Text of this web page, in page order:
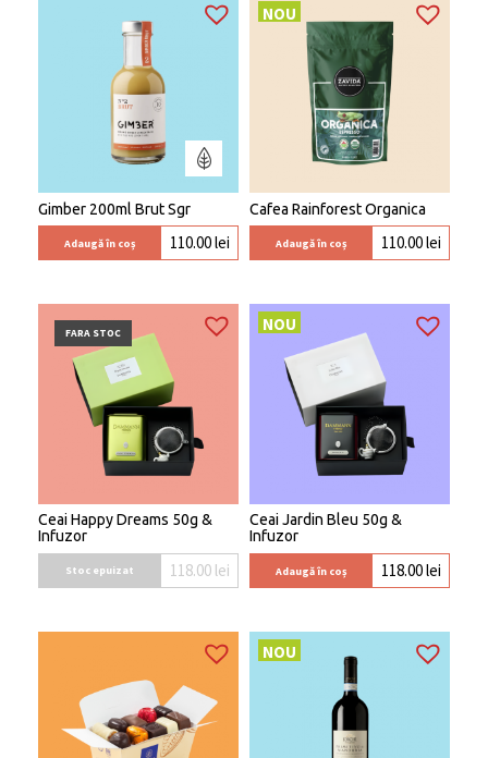
Gimber 200ml Brut Sgr
Adaugă în coș 110.00lei
NOU
Cafea Rainforest Organica
Adaugă în coș 110.00lei
FARA STOC
Ceai Happy Dreams 50g &
Infuzor
Stoc epuizat 118.00 lei
NOU
Ceai Jardin Bleu 50g &
Infuzor
Adaugă în coș 118.00lei
NOU